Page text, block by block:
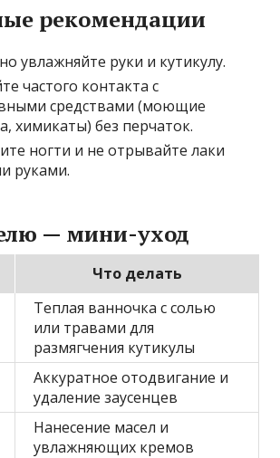
рекомендации
увлажняйте руки и кутикулу.
частого контакта с
средствами (моющие
химикаты) без перчаток.
ногти и не отрывайте лаки
руками.
— мини-уход
Что делать
Теплая ванночка с солью
или травами для
размягчения кутикулы
Аккуратное отодвигание и
удаление заусенцев
Нанесение масел и
увлажняющих кремов